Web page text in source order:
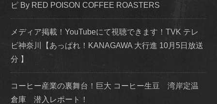
ピ By RED POISON COFFEE ROASTERS
メディア掲載！YouTubeにて視聴できます！TVK テレ
ビ神奈川【あっぱれ！KANAGAWA 大行進 10月5日放送
分 】
コーヒー産業の裏舞台！巨大 コーヒー生豆 湾岸定温
倉庫 潜入レポート！